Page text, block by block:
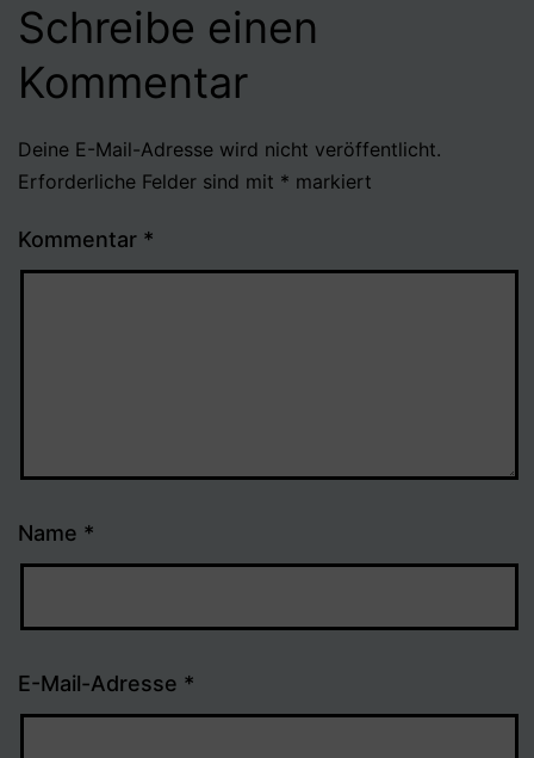
Schreibe einen
Kommentar
Deine E-Mail-Adresse wird nicht veröffentlicht.
Erforderliche Felder sind mit * markiert
Kommentar *
Name *
E-Mail-Adresse *